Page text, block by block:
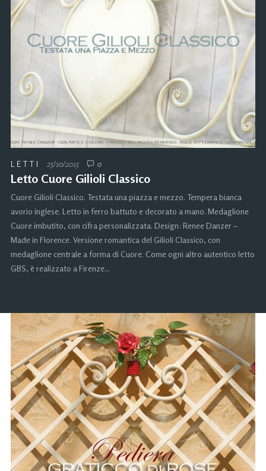
LETTI 25/10/2015 0
Letto Cuore Gilioli Classico
Cuore Gilioli Classico. Testata una piazza e mezzo. Tempera bianca
avorio inglese. Letto in ferro battuto e decorato a mano. Medaglione
Cuore imbutito, con cifra personalizzata. Design: Renee Danzer –
Made in Florence. Versione romantica del Gilioli Classico, con
medaglione centrale a forma di Cuore. Come ogni altro autentico letto
GBS, è realizzato a Firenze…